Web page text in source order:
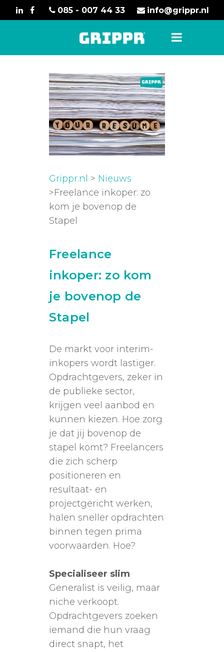
085 - 007 44 33 info@grippr.nl
Grippr.nl > Nieuws
>Freelance inkoper: zo
kom je bovenop de
Stapel
Freelance
inkoper: zo kom
je bovenop de
Stapel
De markt voor interim-
inkopers wordt lastiger.
Opdrachtgevers, zeker in
de publieke sector,
krijgen veel aanbod en
kunnen kiezen. Hoe zorg
je dat jij bovenop de
stapel komt? Freelancers
die zich scherp
positioneren en
resultaat- en
projectgericht werken,
halen sneller opdrachten
binnen tegen prima
voorwaarden. Hoe?
Specialiseer slim
Generalist is veilig, maar
niche verkoopt.
Opdrachtgevers zoeken
iemand die hun vraag
direct snapt, het